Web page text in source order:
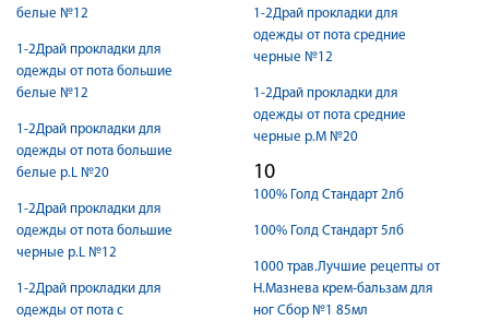
белые №12
1-2Драй прокладки для
одежды от пота большие
белые №12
1-2Драй прокладки для
одежды от пота большие
белые р.L №20
1-2Драй прокладки для
одежды от пота большие
черные р.L №12
1-2Драй прокладки для
одежды от пота с
1-2Драй прокладки для
одежды от пота средние
черные №12
1-2Драй прокладки для
одежды от пота средние
черные р.М №20
10
100% Голд Стандарт 2лб
100% Голд Стандарт 5лб
1000 трав.Лучшие рецепты от
Н.Мазнева крем-бальзам для
ног Сбор №1 85мл